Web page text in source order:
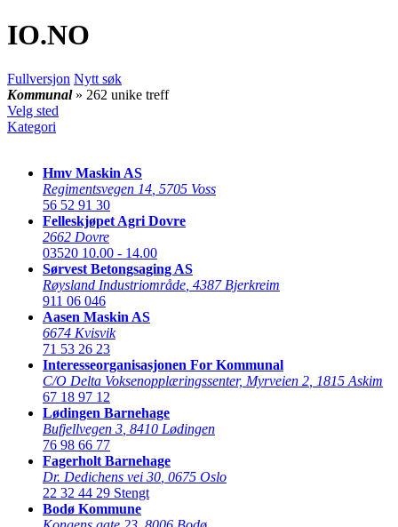
IO.NO
Fullversjon Nytt søk
Kommunal » 262 unike treff
Velg sted
Kategori
Hmv Maskin AS
Regimentsvegen 14 5705 Voss
56 52 91 30
Felleskjøpet Agri Dovre
2662 Dovre
03520 10.00 - 14.00
Sørvest Betongsaging AS
Røysland Industriområde 4387 Bjerkreim
911 06 046
Aasen Maskin AS
6674 Kvisvik
71 53 26 23
Interesseorganisasjonen For Kommunal
C/O Delta Voksenopplæringssenter, Myrveien 2 1815 Askim
67 18 97 12
Lødingen Barnehage
Bufjellvegen 3 8410 Lødingen
76 98 66 77
Fagerholt Barnehage
Dr. Dedichens vei 30 0675 Oslo
22 32 44 29 Stengt
Bodø Kommune